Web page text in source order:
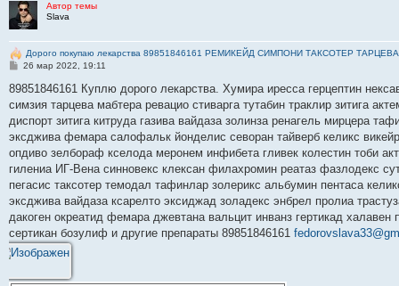
Автор темы
Slava
Дорого покупаю лекарства 89851846161 РЕМИКЕЙД СИМПОНИ ТАКСОТЕР
С
о
щ
е
и
е
26 мар 2022, 19:11
89851846161 Куплю дорого лекарства. Хумира иресса герцептин
симзия тарцева мабтера ревацио стиварга тутабин траклир зитига
диспорт зитига китруда газива вайдаза золинза ренагель мирцера
эксджива фемара салофальк йонделис севоран тайверб келикс
опдиво зелбораф кселода меронем инфибета гливек колестин тоби
гилениа ИГ-Вена синновекс клексан филахромин реатаз фазлодекс
пегасис таксотер темодал тафинлар золерикс альбумин пентаса
эксджива вайдаза ксарелто эксиджад золадекс энбрел пролиа
дакоген окреатид фемара джевтана вальцит инванз гертикад
сертикан бозулиф и другие препараты 89851846161